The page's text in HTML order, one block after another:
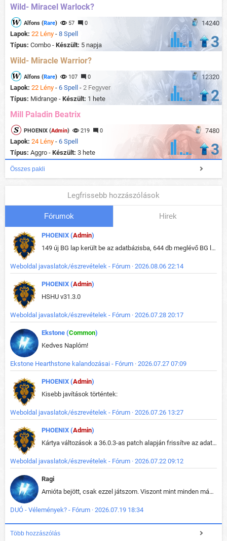
Wild- Miracel Warlock?
14240
Alfons (Rare) 57 0
Lapok: 22 Lény - 8 Spell
Típus: Combo - Készült: 5 napja 3
Wild- Miracle Warrior?
12320
Alfons (Rare) 107 0
Lapok: 22 Lény - 6 Spell - 2 Fegyver
Típus: Midrange - Készült: 1 hete 2
Mill Paladin Beatrix
7480
PHOENIX (Admin) 219 0
Lapok: 24 Lény - 6 Spell
Típus: Aggro - Készült: 3 hete 3
Összes pakli
Legfrissebb hozzászólások
Fórumok Hirek
PHOENIX (Admin)
149 új BG lap került be az adatbázisba, 644 db meglévő BG lap módosult, bekerültek az új képek a megváltozott lapokhoz is.
Weboldal javaslatok/észrevételek - Fórum · 2026.08.06 22:14
PHOENIX (Admin)
HSHU v31.3.0
Weboldal javaslatok/észrevételek - Fórum · 2026.07.28 20:17
Ekstone (Common)
Kedves Naplóm!
Ekstone Hearthstone kalandozásai - Fórum · 2026.07.27 07:09
PHOENIX (Admin)
Kisebb javítások történtek:
Weboldal javaslatok/észrevételek - Fórum · 2026.07.26 13:27
PHOENIX (Admin)
Kártya változások a 36.0.3-as patch alapján frissítve az adatbázisban (képek is cserélve).
Weboldal javaslatok/észrevételek - Fórum · 2026.07.22 09:12
Ragi
Amióta bejött, csak ezzel játszom. Viszont mint minden más - akár az alapjáték is, ez is baromira összetett lett. Néha már pár kör után is esélytelen az egész. Vagy irreállisan túltápol valaki, vagy lelép a partner, vagy csak hülye mint a segg. És amikor eljönne az én időm, na akkor jön el mindenki másé is. Engem jobban érdekelne, hogy ki milyen ratingen szokott játszani. Na ez lenne egy érdekes adat.
DUÓ - Vélemények? - Fórum · 2026.07.19 18:34
Több hozzászólás